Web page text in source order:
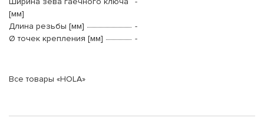
[мм]
Длина резьбы [мм]
-
Ø точек крепления [мм]
-
Все товары «HOLA»